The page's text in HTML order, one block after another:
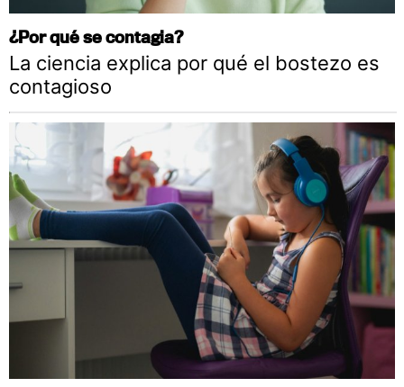
¿Por qué se contagia?
La ciencia explica por qué el bostezo es
contagioso